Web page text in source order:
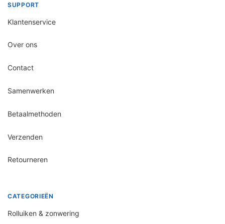
SUPPORT
Klantenservice
Over ons
Contact
Samenwerken
Betaalmethoden
Verzenden
Retourneren
CATEGORIEËN
Rolluiken & zonwering